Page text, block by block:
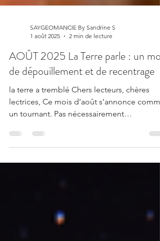
1 août 2025
2 min de lecture
AOÛT 2025 La Terre parle : un mois
de dépouillement et de recentrage
la terre a tremblé Chers lecteurs, chères
lectrices, Ce mois d’août s’annonce comme
un tournant. Pas nécessairement